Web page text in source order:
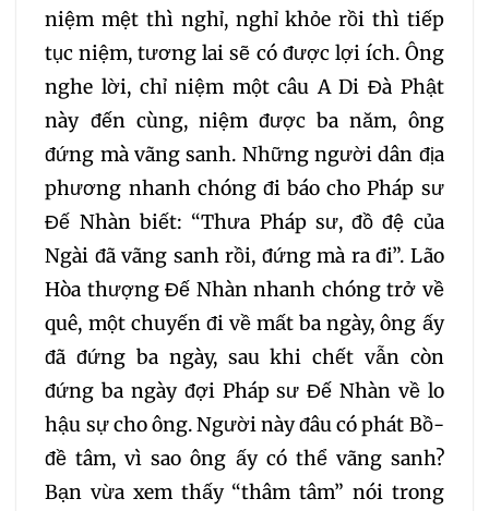
192 194 195
199
200 201 202
203 204 205
206 207 208
209 210 211 212
213 214 215 216
217 218 219 220
niệm mệt thì nghỉ, nghỉ khỏe rồi thì tiếp
tục niệm, tương lai sẽ có được lợi ích. Ông
nghe lời, chỉ niệm một câu A Di Đà Phật
này đến cùng, niệm được ba năm, ông
đứng mà vãng sanh. Những người dân địa
phương nhanh chóng đi báo cho Pháp sư
Đế Nhàn biết: “Thưa Pháp sư, đồ đệ của
Ngài đã vãng sanh rồi, đứng mà ra đi”. Lão
Hòa thượng Đế Nhàn nhanh chóng trở về
quê, một chuyến đi về mất ba ngày, ông ấy
đã đứng ba ngày, sau khi chết vẫn còn
đứng ba ngày đợi Pháp sư Đế Nhàn về lo
hậu sự cho ông. Người này đâu có phát Bồ-
đề tâm, vì sao ông ấy có thể vãng sanh?
Bạn vừa xem thấy “thâm tâm” nói trong